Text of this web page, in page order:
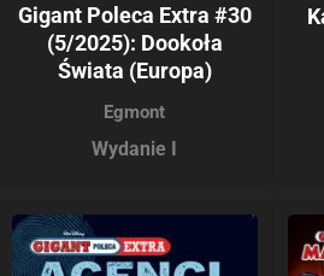
Gigant Poleca Extra #30
(5/2025): Dookoła
Świata (Europa)
Egmont
Wydanie I